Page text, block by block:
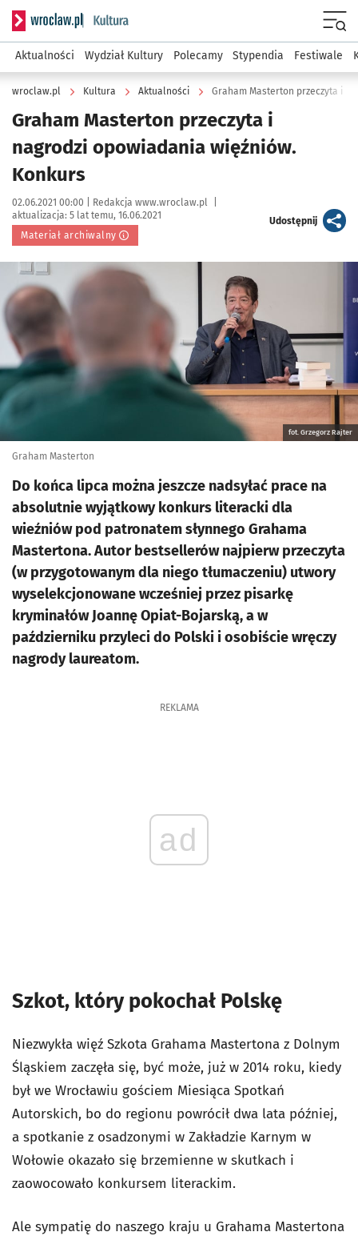
Serwis informacyjny wroclaw.pl podserwis: Kultura
Aktualności Wydział Kultury Polecamy Stypendia Festiwale
wroclaw.pl Kultura Aktualności Graham Masterton przeczyta i
Graham Masterton przeczyta i
nagrodzi opowiadania więźniów.
Konkurs
Data publikacji:
02.06.2021 00:00 | Autor:
Redakcja www.wroclaw.pl
aktualizacja: 5 lat temu, 16.06.2021
Materiał archiwalny
Udostępnijartykuł
Kliknij, aby powiększyć
fot. Grzegorz Rajter
Graham Masterton
Do końca lipca można jeszcze nadsyłać prace na
absolutnie wyjątkowy konkurs literacki dla
wieźniów pod patronatem słynnego Grahama
Mastertona. Autor bestsellerów najpierw przeczyta
(w przygotowanym dla niego tłumaczeniu) utwory
wyselekcjonowane wcześniej przez pisarkę
kryminałów Joannę Opiat-Bojarską, a w
październiku przyleci do Polski i osobiście wręczy
nagrody laureatom.
REKLAMA
ad
Szkot, który pokochał Polskę
Niezwykła więź Szkota Grahama Mastertona z Dolnym
Śląskiem zaczęła się, być może, już w 2014 roku, kiedy
był we Wrocławiu gościem Miesiąca Spotkań
Autorskich, bo do regionu powrócił dwa lata później,
a spotkanie z osadzonymi w Zakładzie Karnym w
Wołowie okazało się brzemienne w skutkach i
zaowocowało konkursem literackim.
Ale sympatię do naszego kraju u Grahama Mastertona